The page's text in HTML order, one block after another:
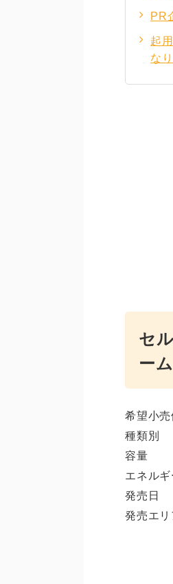
PR
起
な
セ
ーム
希望小売
種類
容量
エネル
発売日
発売エ